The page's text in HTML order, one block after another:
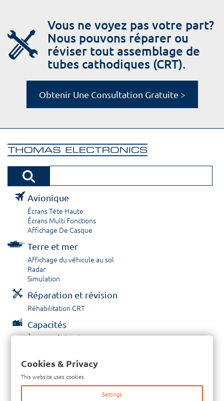
Vous ne voyez pas votre part?
Nous pouvons réparer ou
réviser tout assemblage de
tubes cathodiques (CRT).
Obtenir Une Consultation Gratuite >
Avionique
Écrans Tête Haute
Écrans Multi Fonctions
Affichage De Casque
Terre et mer
Affichage du véhicule au sol
Radar
Simulation
Réparation et révision
Réhabilitation CRT
Capacités
À propos / Historique
Contactez nous
Tél: +33-380-600-290
Télécopieur: +33-380-600-294
Cookies & Privacy
This website uses cookies.
Settings